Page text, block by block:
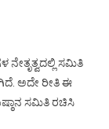
ಸಮಿತಿ
ಅದೇ ರೀತಿ ಈ
ಸಮಿತಿ ರಚಿಸಿ